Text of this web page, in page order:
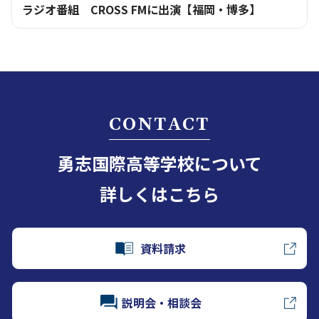
ラジオ番組 CROSS FMに出演【福岡・博多】
CONTACT
勇志国際高等学校について
詳しくはこちら
資料請求
説明会・相談会